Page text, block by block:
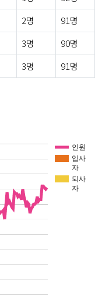
2명
91명
3명
90명
3명 91명
인원
입사
자
퇴사
자